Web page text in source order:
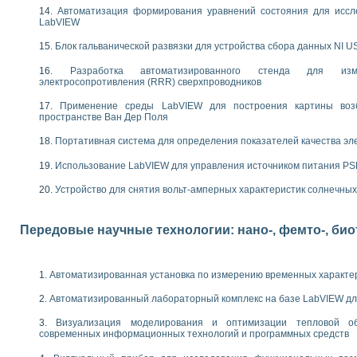
течения в расширяющемся канале
«Изучение магнитных свойств ферромагнетиков. Петля гистерезиса» с
адиабатического расширения газов
переходных характеристик асинхронных двигателей при пуске
результатов измерительного экспримента
измерений с помощью LabVIEW
INSTRUMENTS для создания систем автоматизированного
и корреляционный анализ"
обеспечение учебных лабораторных стендов
для исследования АЧХ и ФЧХ активных фильтров
INSTRUMENTS в операционной системе LINUX
полигармонической экстраполяции в среде LabVIEW
принимаемых решений в среде LabVIEW
Автоматизация формирования уравнений состояния для
LabVIEW
Блок гальванической развязки для устройства сбора данных NI
Разработка автоматизированного стенда для
электросопротивления (RRR) сверхпроводников
Применение среды LabVIEW для построения картины
пространстве Ван Дер Поля
Портативная система для определения показателей качества
Использование LabVIEW для управления источником питания
Устройство для снятия вольт-амперных характеристик
Передовые научные технологии: нано-, фемто-,
Автоматизированная установка по измерению временных
Автоматизированный лабораторный комплекс на базе LabVIEW
Визуализация моделирования и оптимизации тепловой
современных информационных технологий и программных средств